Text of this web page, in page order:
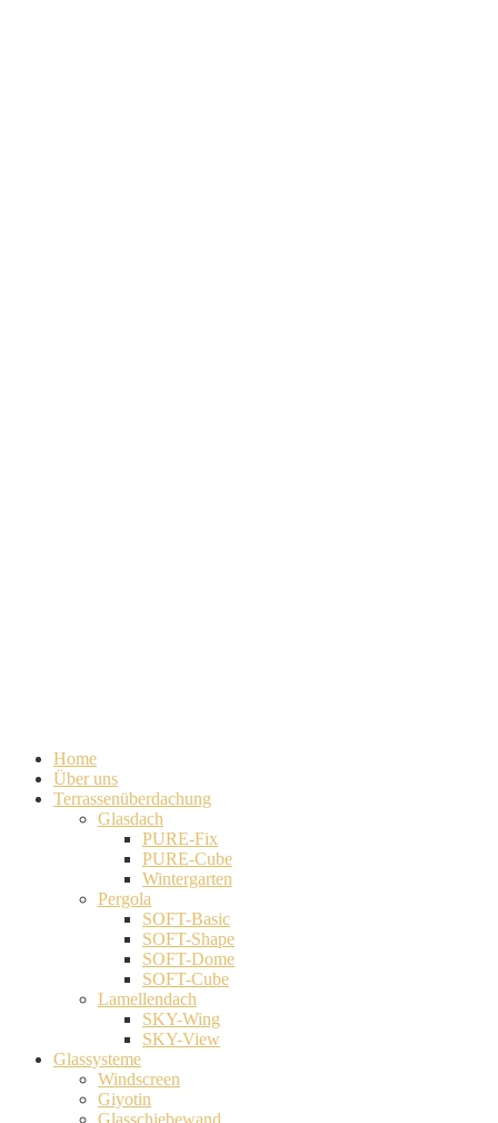
Home
Über uns
Terrassenüberdachung
Glasdach
PURE-Fix
PURE-Cube
Wintergarten
Pergola
SOFT-Basic
SOFT-Shape
SOFT-Dome
SOFT-Cube
Lamellendach
SKY-Wing
SKY-View
Glassysteme
Windscreen
Giyotin
Glasschiebewand